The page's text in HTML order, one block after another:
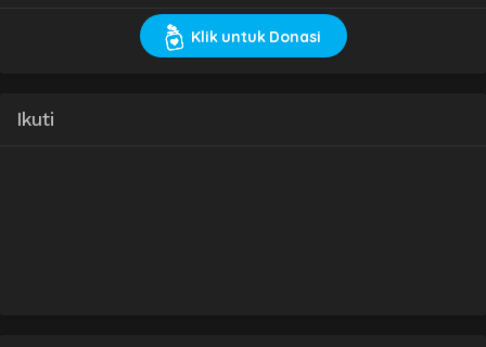
Klik untuk Donasi
Ikuti